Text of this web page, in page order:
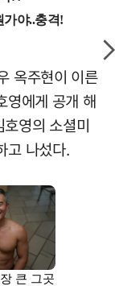
옥주현이 이른
영에게 공개 해
영의 소셜미
고 나섰다.